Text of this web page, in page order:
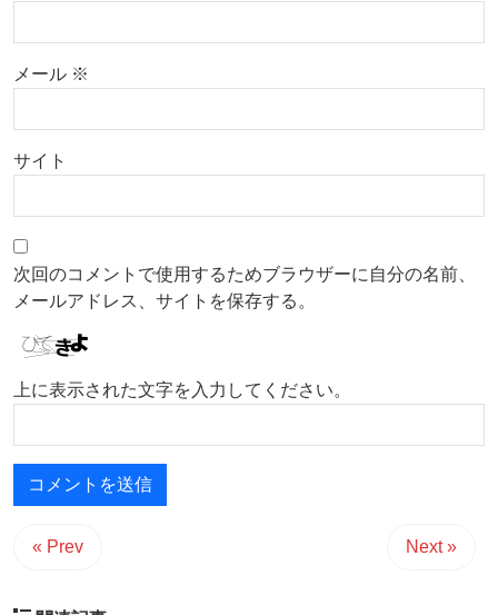
メール ※
サイト
次回のコメントで使用するためブラウザーに自分の名前、
メールアドレス、サイトを保存する。
上に表示された文字を入力してください。
« Prev Next »